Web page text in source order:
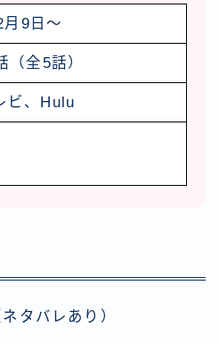
月9日～
（全5話）
ビ、Hulu
タバレあり）